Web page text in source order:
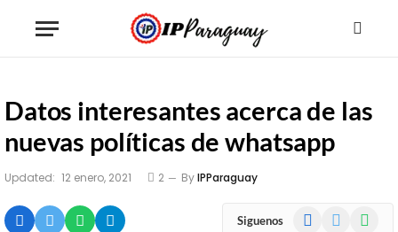
Datos interesantes acerca de las
nuevas políticas de whatsapp
Updated: 12 enero, 2021 2 ByIPParaguay
Siguenos Facebook